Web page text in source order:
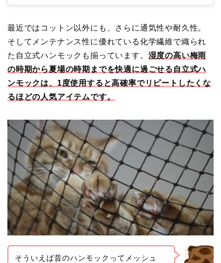
最近ではコットン以外にも、さらに通気性や耐久性。
そしてメンテナンス性に優れている化学繊維で織られ
た自立式ハンモックも揃っています。 湿度の高い梅雨
の時期から夏場の時期までを快適に過ごせる自立式ハ
ンモックは、1度使用すると高確率でリピートしたくな
るほどの人気アイテムです。
そういえば昔のハンモックってメッシュ